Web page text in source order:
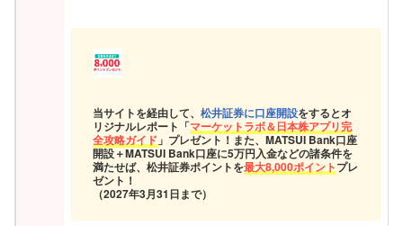
当サイトを経由して、 松井証券に口座開設をするとオ
リジナルレポート「マーケットラボ＆日本株アプリ完
全攻略ガイド 」プレゼント！また、MATSUI Bank口座
開設＋MATSUI Bank口座に5万円入金などの諸条件を
満たせば、松井証券ポイントを最大8,000ポイントプレ
ゼント！
（2027年3月31日まで）